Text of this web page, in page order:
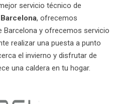
servicio técnico de
, ofrecemos
Barcelona y ofrecemos servicio
realizar una puesta a punto
el invierno y disfrutar de
una caldera en tu hogar.